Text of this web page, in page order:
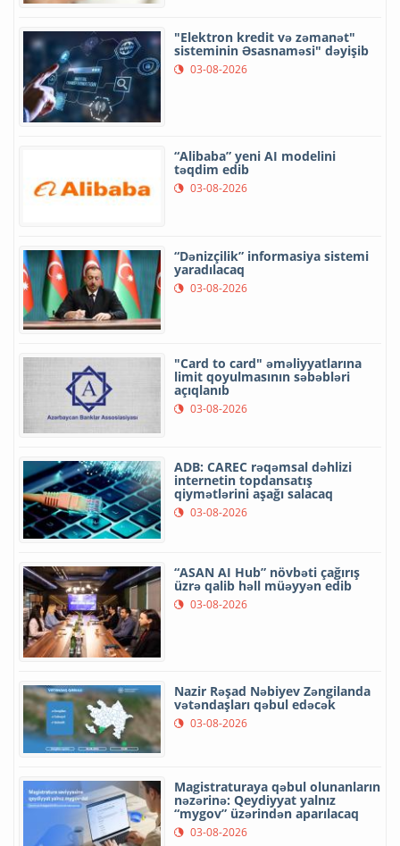
"Elektron kredit və zəmanət"
sisteminin Əsasnaməsi" dəyişib
03-08-2026
“Alibaba” yeni AI modelini
təqdim edib
03-08-2026
“Dənizçilik” informasiya sistemi
yaradılacaq
03-08-2026
"Card to card" əməliyyatlarına
limit qoyulmasının səbəbləri
açıqlanıb
03-08-2026
ADB: CAREC rəqəmsal dəhlizi
internetin topdansatış
qiymətlərini aşağı salacaq
03-08-2026
“ASAN AI Hub” növbəti çağırış
üzrə qalib həll müəyyən edib
03-08-2026
Nazir Rəşad Nəbiyev Zəngilanda
vətəndaşları qəbul edəcək
03-08-2026
Magistraturaya qəbul olunanların
nəzərinə: Qeydiyyat yalnız
“mygov” üzərindən aparılacaq
03-08-2026